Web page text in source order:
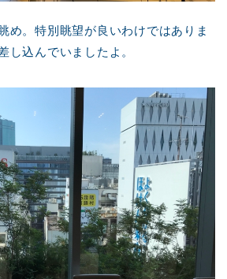
め。特別眺望が良いわけではありま
し込んでいましたよ。